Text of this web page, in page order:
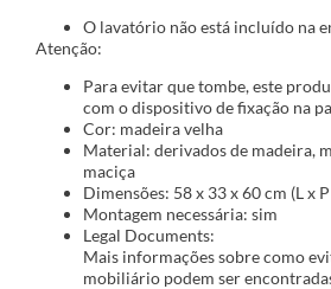
O lavatório não está incluído na
Atenção:
Para evitar que tombe, este
com o dispositivo de fixação na
Cor: madeira velha
Material: derivados de madeira,
maciça
Dimensões: 58 x 33 x 60 cm (L x
Montagem necessária: sim
Legal Documents:
Mais informações sobre como
mobiliário podem ser